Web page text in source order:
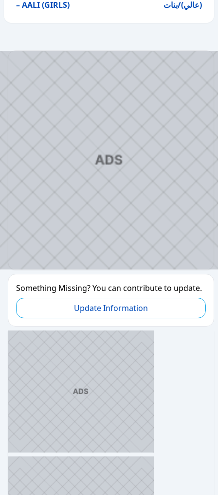
– AALI (GIRLS)
(عالي)/بنات
Something Missing? You can contribute to update.
Update Information